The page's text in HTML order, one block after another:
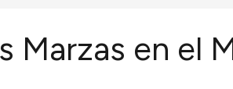
Marzas en el